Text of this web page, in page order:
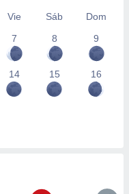
Vie Sáb
Dom
7 8 9
14 15 16